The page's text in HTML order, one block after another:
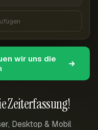
Zeiterfassung!
Desktop & Mobil
wir uns die